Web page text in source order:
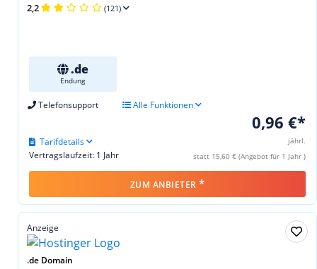
2,2 (121)
.de
Endung
Telefonsupport Alle Funktionen
0,96 €*
jährl.
statt 15,60 € (Angebot für 1 Jahr )
Vertragslaufzeit: 1 Jahr
Tarifdetails
ZUM ANBIETER *
Anzeige
.de Domain